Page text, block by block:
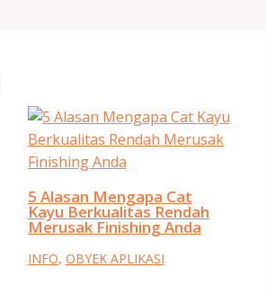
5 Alasan Mengapa Cat
Kayu Berkualitas Rendah
Merusak Finishing Anda
INFO, OBYEK APLIKASI